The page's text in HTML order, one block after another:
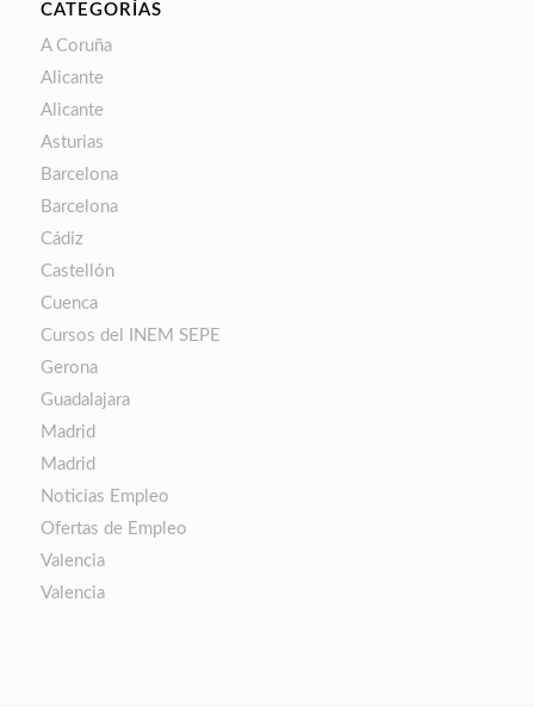
CATEGORÍAS
A Coruña
Alicante
Alicante
Asturias
Barcelona
Barcelona
Cádiz
Castellón
Cuenca
Cursos del INEM SEPE
Gerona
Guadalajara
Madrid
Madrid
Noticias Empleo
Ofertas de Empleo
Valencia
Valencia